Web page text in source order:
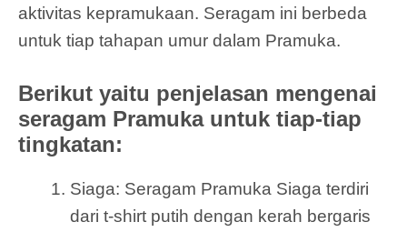
aktivitas kepramukaan. Seragam ini berbeda
untuk tiap tahapan umur dalam Pramuka.
Berikut yaitu penjelasan mengenai
seragam Pramuka untuk tiap-tiap
tingkatan:
Siaga: Seragam Pramuka Siaga terdiri
dari t-shirt putih dengan kerah bergaris